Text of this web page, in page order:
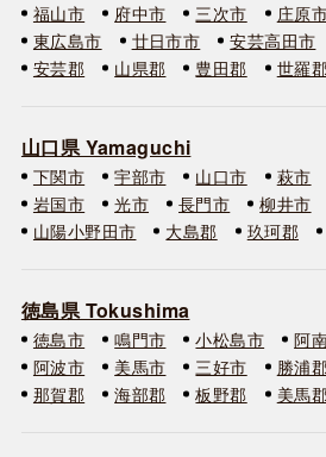
福山市 府中市 三次市 庄原
東広島市
廿日市市 安芸高田市
安芸郡
山県郡 豊田郡 世羅
山口県 Yamaguchi
下関市 宇部市 山口市 萩市
岩国市
光市 長門市 柳井市
山陽小野田市
大島郡 玖珂郡
徳島県 Tokushima
徳島市 鳴門市 小松島市 阿
阿波市
美馬市 三好市 勝浦
那賀郡
海部郡 板野郡 美馬